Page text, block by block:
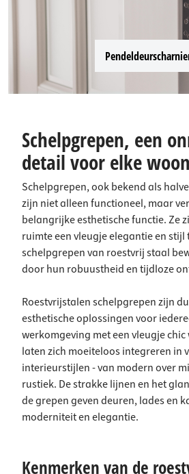
Schelpgrepen, een
detail voor elke
Schelpgrepen, ook bekend als
zijn niet alleen functioneel, maar
belangrijke esthetische functie. Ze
ruimte een vleugje elegantie en stijl
schelpgrepen van roestvrij staal
door hun robuustheid en tijdloze
Roestvrijstalen schelpgrepen zijn
esthetische oplossingen voor
werkomgeving met een vleugje
laten zich moeiteloos integreren in
interieurstijlen - van modern over
rustiek. De strakke lijnen en het
de grepen geven deuren, lades en
moderniteit en elegantie.
Kenmerken van de